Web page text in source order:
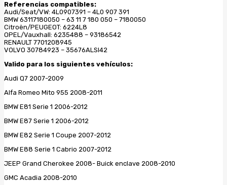
Referencias compatibles:
Audi/Seat/VW: 4L0907391 – 4L0 907 391
BMW 63117180050 – 63 11 7 180 050 – 7180050
Citroën/PEUGEOT: 6224L8
OPEL/Vauxhall: 6235488 – 93186542
RENAULT 7701208945
VOLVO 30784923 – 35676ALSI42
Valido para los siguientes vehículos:
Audi Q7 2007-2009
Alfa Romeo Mito 955 2008-2011
BMW E81 Serie 1 2006-2012
BMW E87 Serie 1 2006-2012
BMW E82 Serie 1 Coupe 2007-2012
BMW E88 Serie 1 Cabrio 2007-2012
JEEP Grand Cherokee 2008- Buick enclave 2008-2010
GMC Acadia 2008-2010